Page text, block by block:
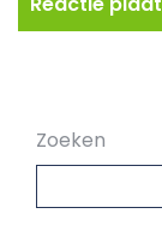
Zoeken